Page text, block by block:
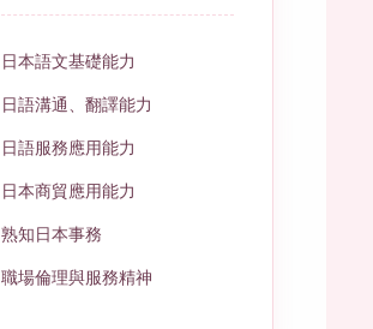
日本語文基礎能力
日語溝通、翻譯能力
日語服務應用能力
日本商貿應用能力
熟知日本事務
職場倫理與服務精神